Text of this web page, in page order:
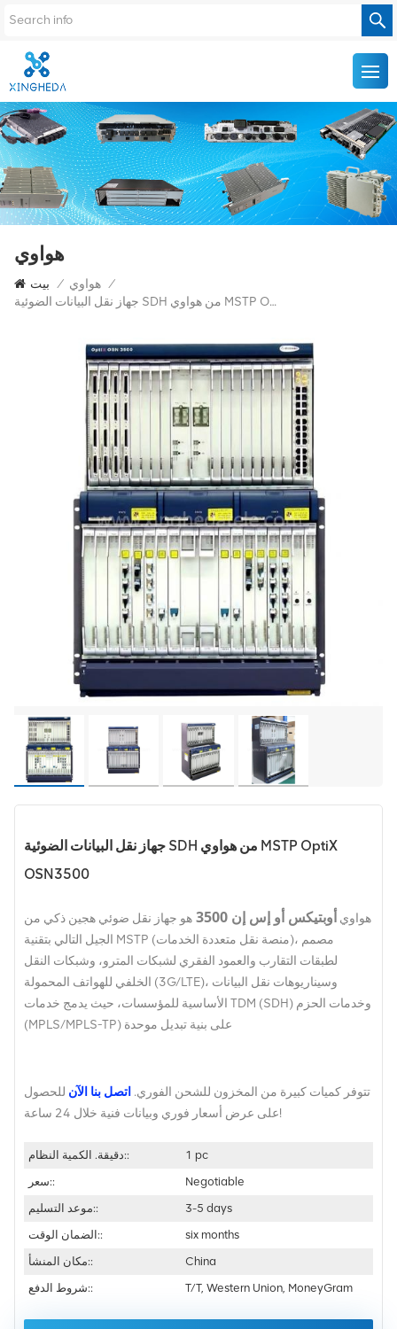
هواوي
بيت / هواوي /
جهاز نقل البيانات الضوئية SDH من هواوي MSTP OptiX OSN3500
جهاز نقل البيانات الضوئية SDH من هواوي MSTP OptiX
OSN3500
هواوي أوبتيكس أو إس إن 3500
هو جهاز نقل ضوئي هجين ذكي من
الجيل التالي بتقنية MSTP (منصة نقل متعددة الخدمات)، مصمم
لطبقات التقارب والعمود الفقري لشبكات المترو، وشبكات النقل
الخلفي للهواتف المحمولة (3G/LTE)، وسيناريوهات نقل البيانات
الأساسية للمؤسسات، حيث يدمج خدمات TDM (SDH) وخدمات الحزم
(MPLS/MPLS-TP) على بنية تبديل موحدة
تتوفر كميات كبيرة من المخزون للشحن الفوري. اتصل بنا الآن للحصول
على عرض أسعار فوري وبيانات فنية خلال 24 ساعة!
دقيقة. الكمية النظام::
1 pc
سعر::
Negotiable
موعد التسليم::
3-5 days
الضمان الوقت::
six months
مكان المنشأ::
China
شروط الدفع::
T/T, Western Union, MoneyGram